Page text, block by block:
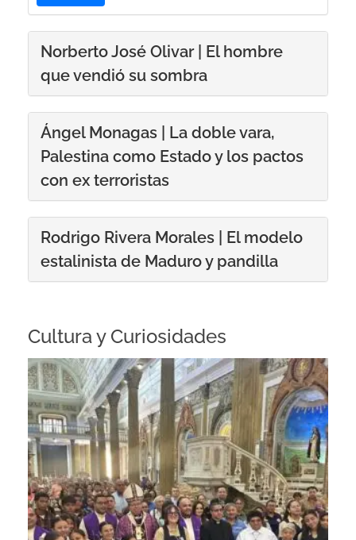
Norberto José Olivar | El hombre
que vendió su sombra
Ángel Monagas | La doble vara,
Palestina como Estado y los pactos
con ex terroristas
Rodrigo Rivera Morales | El modelo
estalinista de Maduro y pandilla
Cultura y Curiosidades